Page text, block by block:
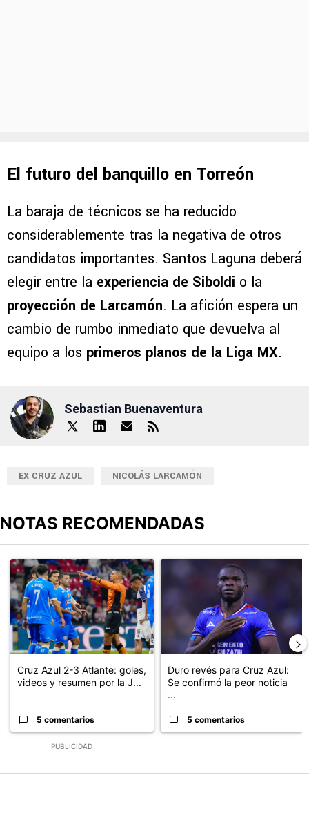
El futuro del banquillo en Torreón
La baraja de técnicos se ha reducido
considerablemente tras la negativa de otros
candidatos importantes. Santos Laguna deberá
elegir entre la experiencia de Siboldi o la
proyección de Larcamón. La afición espera un
cambio de rumbo inmediato que devuelva al
equipo a los primeros planos de la Liga MX.
Sebastian Buenaventura
EX CRUZ AZUL NICOLÁS LARCAMÓN
NOTAS RECOMENDADAS
PUBLICIDAD
Un artículo de tendencia con el título "Cruz Azul 2-3 Atlante:
Cruz Azul 2-3 Atlante: goles,
videos y resumen por la J...
5 comentarios
Un artículo de tendencia con
Duro revés para Cruz Azul:
Se confirmó la peor noticia
...
5 comentarios